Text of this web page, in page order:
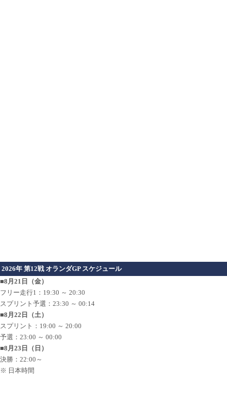
2026年 第12戦 オランダGP スケジュール
■8月21日（金）
フリー走行1：19:30 ～ 20:30
スプリント予選：23:30 ～ 00:14
■8月22日（土）
スプリント：19:00 ～ 20:00
予選：23:00 ～ 00:00
■8月23日（日）
決勝：22:00～
※ 日本時間